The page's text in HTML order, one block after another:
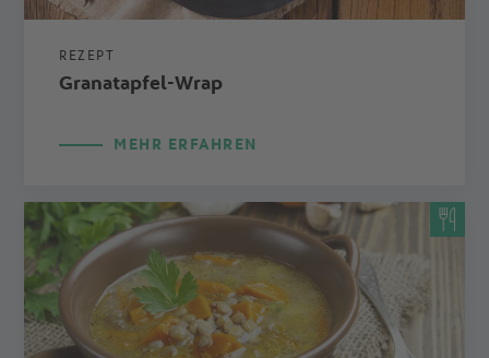
REZEPT
Granatapfel-Wrap
MEHR ERFAHREN